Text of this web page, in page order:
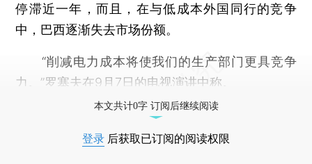
停滞近一年，而且，在与低成本外国同行的竞争
中，巴西逐渐失去市场份额。
“削减电力成本将使我们的生产部门更具竞争
力。”罗塞夫在9月7日的电视演讲中称。
本文共计0字 订阅后继续阅读
登录 后获取已订阅的阅读权限